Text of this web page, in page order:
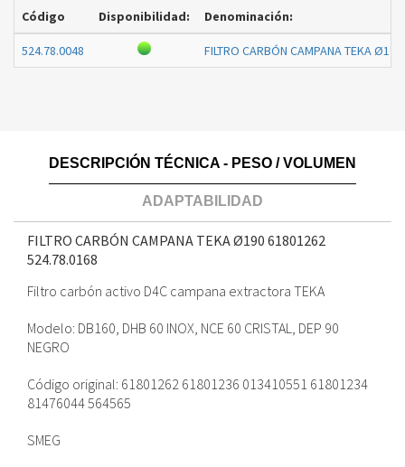
Código Disponibilidad: Denominación:
524.78.0048 FILTRO CARBÓN CAMPANA TEKA
DESCRIPCIÓN TÉCNICA - PESO / VOLUMEN
ADAPTABILIDAD
FILTRO CARBÓN CAMPANA TEKA Ø190 61801262
524.78.0168
Filtro carbón activo D4C campana extractora TEKA
Modelo: DB160, DHB 60 INOX, NCE 60 CRISTAL, DEP 90
NEGRO
Código original: 61801262 61801236 013410551 61801234
81476044 564565
SMEG